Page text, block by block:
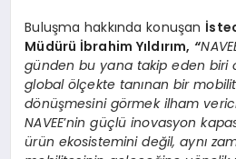
Buluşma hakkında konuşan
Müdürü İbrahim Yıldırım, “
günden bu yana takip eden biri
globalölçekte tanınan bir
dönüşmesini görmek ilham
NAVEE’nin güçlü inovasyon
ürün ekosistemini değil, aynı